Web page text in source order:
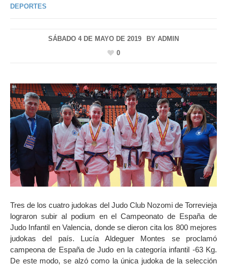
DEPORTES
SÁBADO 4 DE MAYO DE 2019 BY ADMIN
0
Tres de los cuatro judokas del Judo Club Nozomi de Torrevieja
lograron subir al podium en el Campeonato de España de
Judo Infantil en Valencia, donde se dieron cita los 800 mejores
judokas del país. Lucía Aldeguer Montes se proclamó
campeona de España de Judo en la categoría infantil -63 Kg.
De este modo, se alzó como la única judoka de la selección